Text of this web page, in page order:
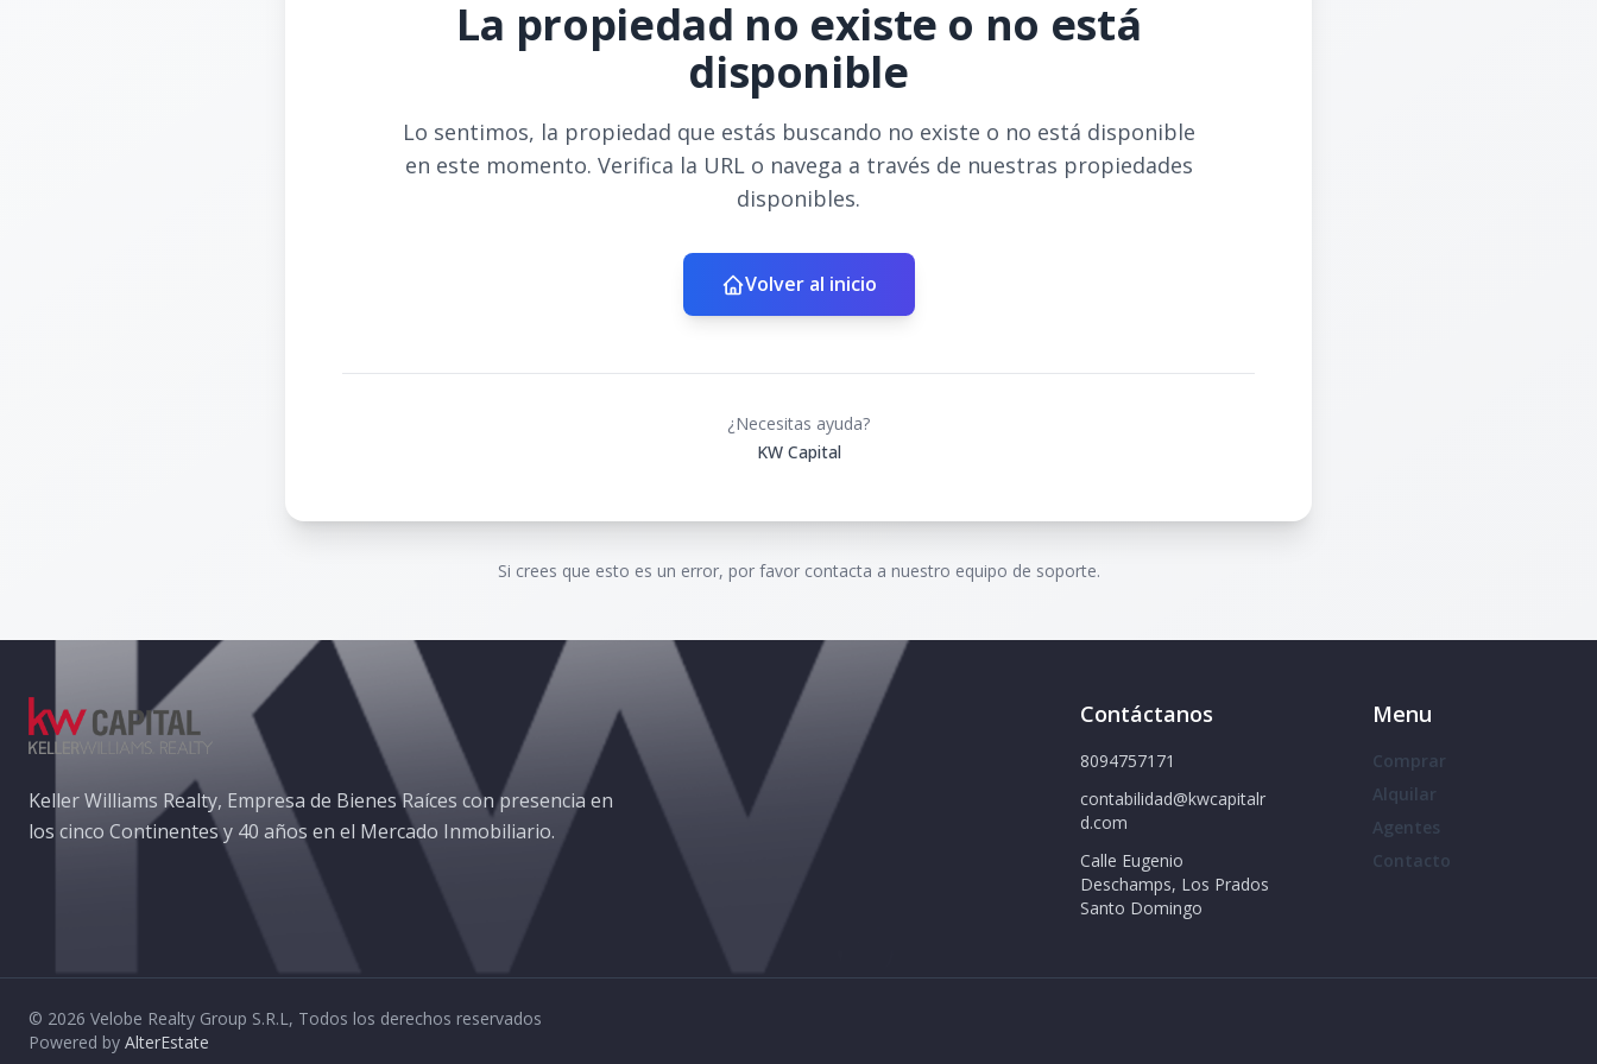
La propiedad no existe o no está
disponible
Lo sentimos, la propiedad que estás buscando no existe o no está disponible
en este momento. Verifica la URL o navega a través de nuestras propiedades
disponibles.
Volver al inicio
¿Necesitas ayuda?
KW Capital
Si crees que esto es un error, por favor contacta a nuestro equipo de soporte.
Keller Williams Realty, Empresa de Bienes Raíces con presencia en
los cinco Continentes y 40 años en el Mercado Inmobiliario.
Contáctanos
8094757171
contabilidad@kwcapitalr
d.com
Calle Eugenio
Deschamps, Los Prados
Santo Domingo
Menu
Comprar
Alquilar
Agentes
Contacto
© 2026 Velobe Realty Group S.R.L, Todos los derechos reservados
Powered by AlterEstate